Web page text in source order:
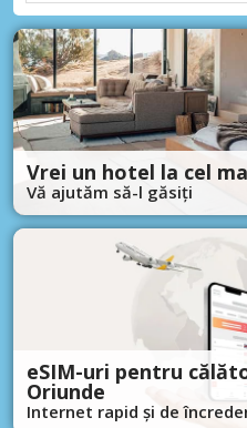
Vrei un hotel la cel
Vă ajutăm să-l găsiți
eSIM-uri pentru
Oriunde
Internet rapid și de